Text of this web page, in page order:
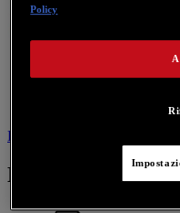
Driver
Driver
Policy